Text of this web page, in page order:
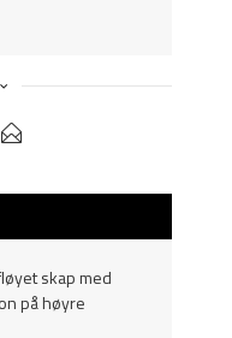
skap med
på høyre